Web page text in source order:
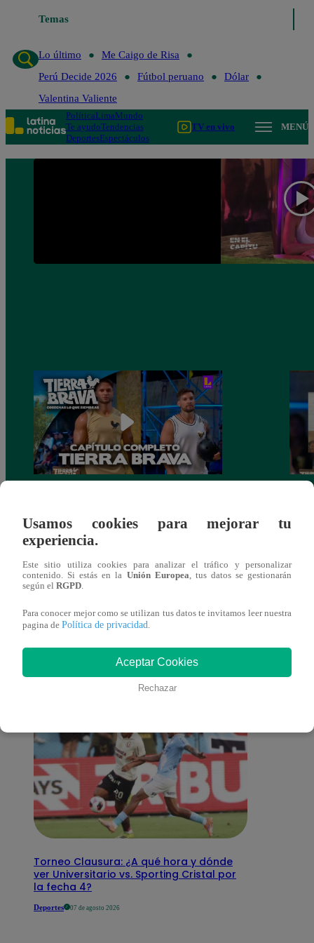
Temas
Lo último
Me Caigo de Risa
Perú Decide 2026
Fútbol peruano
Dólar
Valentina Valiente
PolíticaLimaMundo
Te ayudoTendencias
DeportesEspectáculos
TV en vivo MENÚ
136 | Domingo 21 de marzo
de
También te puede
interesar
Torneo Clausura: ¿A qué hora y dónde
ver Universitario vs. Sporting Cristal por
la fecha 4?
Deportes 07 de agosto 2026
Usamos cookies para mejorar tu
experiencia.
Este sitio utiliza cookies para analizar el tráfico y personalizar
contenido. Si estás en la Unión Europea, tus datos se gestionarán
según el RGPD.
Para conocer mejor como se utilizan tus datos te invitamos leer nuestra
pagina de Política de privacidad.
Aceptar Cookies
Rechazar